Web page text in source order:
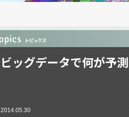
ビッグデータで何が予
2014.05.30